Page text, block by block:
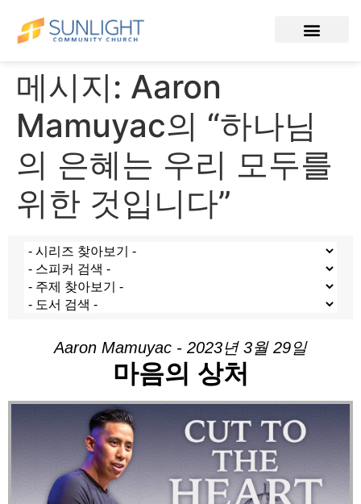
메시지: Aaron
Mamuyac의 “하나님
의 은혜는 우리 모두를
위한 것입니다”
Aaron Mamuyac - 2023년 3월 29일
마음의 상처